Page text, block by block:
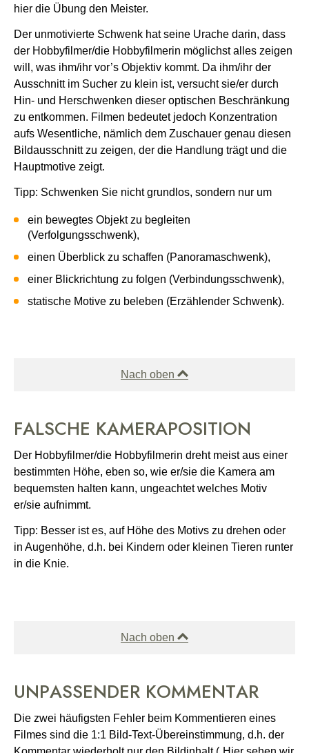
hier die Übung den Meister.
Der unmotivierte Schwenk hat seine Urache darin, dass
der Hobbyfilmer/die Hobbyfilmerin möglichst alles zeigen
will, was ihm/ihr vor’s Objektiv kommt. Da ihm/ihr der
Ausschnitt im Sucher zu klein ist, versucht sie/er durch
Hin- und Herschwenken dieser optischen Beschränkung
zu entkommen. Filmen bedeutet jedoch Konzentration
aufs Wesentliche, nämlich dem Zuschauer genau diesen
Bildausschnitt zu zeigen, der die Handlung trägt und die
Hauptmotive zeigt.
Tipp: Schwenken Sie nicht grundlos, sondern nur um
ein bewegtes Objekt zu begleiten
(Verfolgungsschwenk),
einen Überblick zu schaffen (Panoramaschwenk),
einer Blickrichtung zu folgen (Verbindungsschwenk),
statische Motive zu beleben (Erzählender Schwenk).
Nach oben
FALSCHE KAMERAPOSITION
Der Hobbyfilmer/die Hobbyfilmerin dreht meist aus einer
bestimmten Höhe, eben so, wie er/sie die Kamera am
bequemsten halten kann, ungeachtet welches Motiv
er/sie aufnimmt.
Tipp: Besser ist es, auf Höhe des Motivs zu drehen oder
in Augenhöhe, d.h. bei Kindern oder kleinen Tieren runter
in die Knie.
Nach oben
UNPASSENDER KOMMENTAR
Die zwei häufigsten Fehler beim Kommentieren eines
Filmes sind die 1:1 Bild-Text-Übereinstimmung, d.h. der